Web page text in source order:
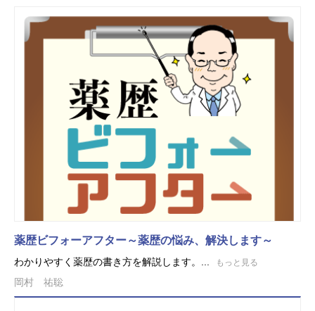
薬歴ビフォーアフター～薬歴の悩み、解決します～
わかりやすく薬歴の書き方を解説します。... もっと見る
岡村 祐聡